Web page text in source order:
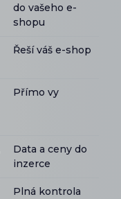
do vašeho e-
shopu
Řeší váš e-shop
Přímo vy
Data a ceny do
inzerce
Plná kontrola